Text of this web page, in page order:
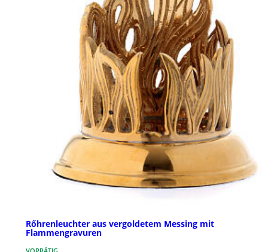
Rőhrenleuchter aus vergoldetem Messing mit
Flammengravuren